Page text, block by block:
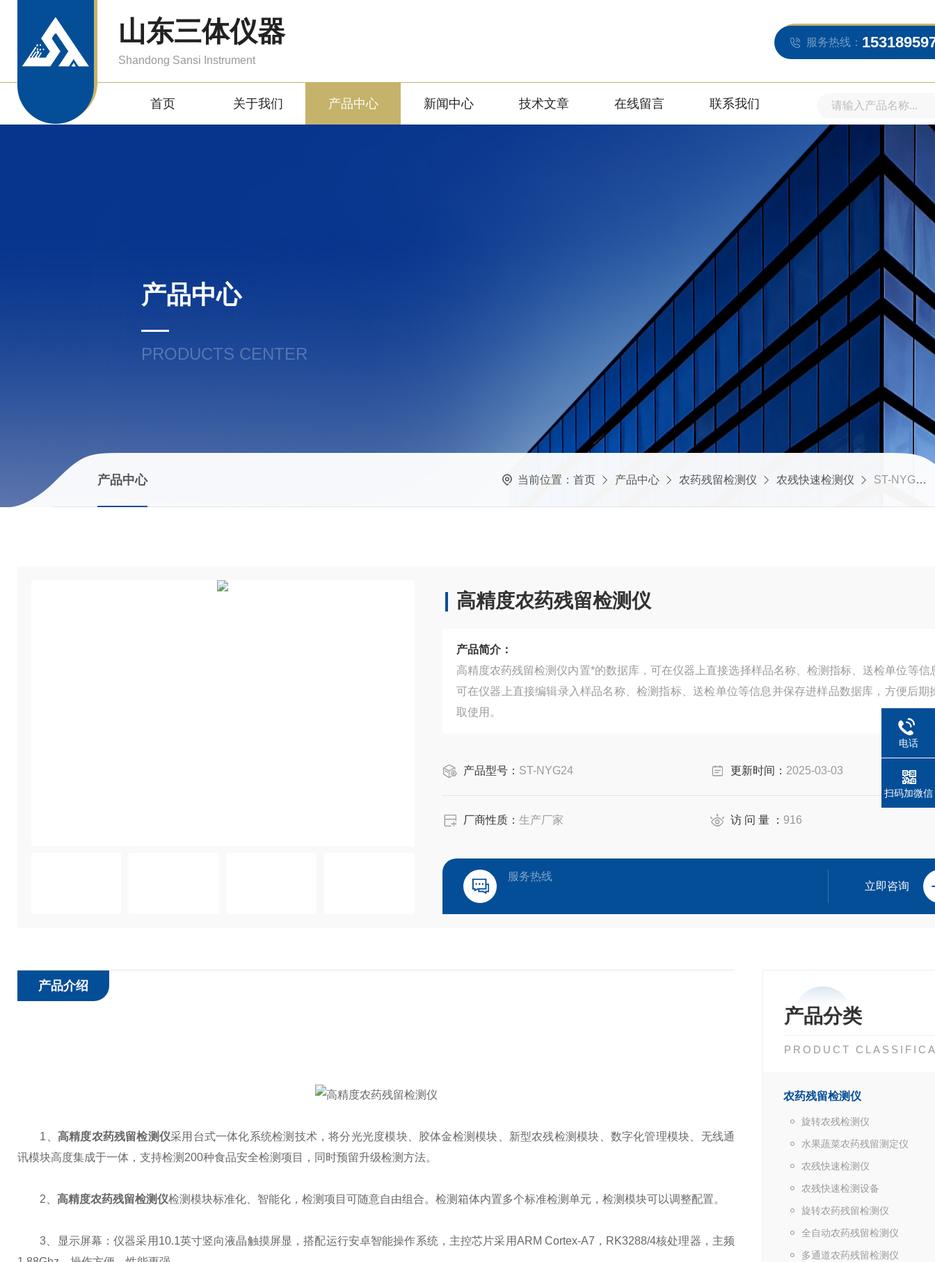
山东三体仪器
Shandong Sansi Instrument
服务热线：
首页 关于我们 产品中心 新闻中心 技术文章 在线留言 联系我们
产品中心
PRODUCTS CENTER
产品中心 当前位置： 首页 产品中心 农药残留检测仪 农残快速检测仪 ST-NYG24高精度农药残留检测仪
高精度农药残留检测仪
产品简介：
高精度农药残留检测仪内置*的数据库，可在仪器上直接选择样品名称、检测指标、送检单位等信
可在仪器上直接编辑录入样品名称、检测指标、送检单位等信息并保存进样品数据库，方便后期
取使用。
产品型号： ST-NYG24 更新时间： 2025-03-03
厂商性质： 生产厂家 访 问 量 ： 916
服务热线
立即咨询
产品分类
PRODUCT
农药残留检测仪
旋转农残检测仪
水果蔬菜农药残留测定仪
农残快速检测仪
农残快速检测设备
旋转农药残留检测仪
全自动农药残留检测仪
多通道农药残留检测仪
产品介绍
1、 高精度农药残留检测仪采用台式一体化系统检测技术，将分光光度模块、胶体金检测模块、新型农残检测模块、数字化管理模块、无线通
讯模块高度集成于一体，支持检测200种食品安全检测项目，同时预留升级检测方法。
2、 高精度农药残留检测仪检测模块标准化、智能化，检测项目可随意自由组合。检测箱体内置多个标准检测单元，检测模块可以调整配置。
3、显示屏幕：仪器采用10.1英寸竖向液晶触摸屏显，搭配运行安卓智能操作系统，主控芯片采用ARM Cortex-A7，RK3288/4核处理器，主频
电话
扫码加微信